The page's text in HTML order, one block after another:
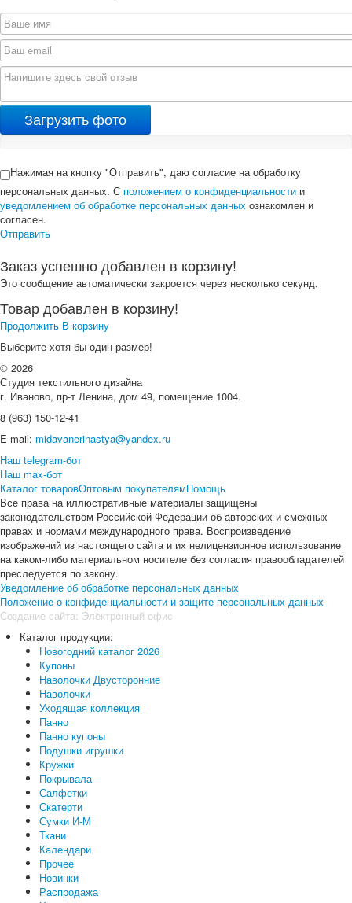
Загрузить фото
Нажимая на кнопку "Отправить", даю согласие на обработку
персональных данных. С положением о конфиденциальности и
уведомлением об обработке персональных данных ознакомлен и
согласен.
Отправить
Заказ успешно добавлен в корзину!
Это сообщение автоматически закроется через несколько секунд.
Товар добавлен в корзину!
Продолжить В корзину
Выберите хотя бы один размер!
© 2026
Студия текстильного дизайна
г. Иваново, пр-т Ленина, дом 49, помещение 1004.
8 (963) 150-12-41
E-mail: midavanerinastya@yandex.ru
Наш telegram-бот
Наш max-бот
Каталог товаровОптовым покупателямПомощь
Все права на иллюстративные материалы защищены
законодательством Российской Федерации об авторских и смежных
правах и нормами международного права. Воспроизведение
изображений из настоящего сайта и их нелицензионное использование
на каком-либо материальном носителе без согласия правообладателей
преследуется по закону.
Уведомление об обработке персональных данных
Положение о конфиденциальности и защите персональных данных
Создание сайта: Электронный офис
Каталог продукции:
Новогодний каталог 2026
Купоны
Наволочки Двусторонние
Наволочки
Уходящая коллекция
Панно
Панно купоны
Подушки игрушки
Кружки
Покрывала
Салфетки
Скатерти
Сумки И-М
Ткани
Календари
Прочее
Новинки
Распродажа